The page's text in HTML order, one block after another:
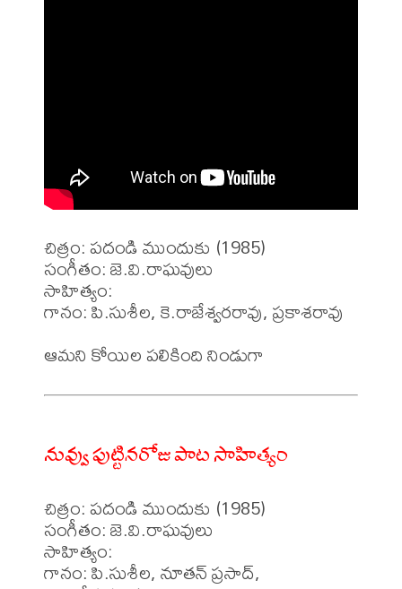
చిత్రం: పదండి ముందుకు (1985)
సంగీతం: జె.వి.రాఘవులు
సాహిత్యం:
గానం: పి.సుశీల, కె.రాజేశ్వరరావు, ప్రకాశరావు
నువ్వు పుట్టినరోజు పాట సాహిత్యం
చిత్రం: పదండి ముందుకు (1985)
సంగీతం: జె.వి.రాఘవులు
సాహిత్యం:
గానం: పి.సుశీల, నూతన్ ప్రసాద్,